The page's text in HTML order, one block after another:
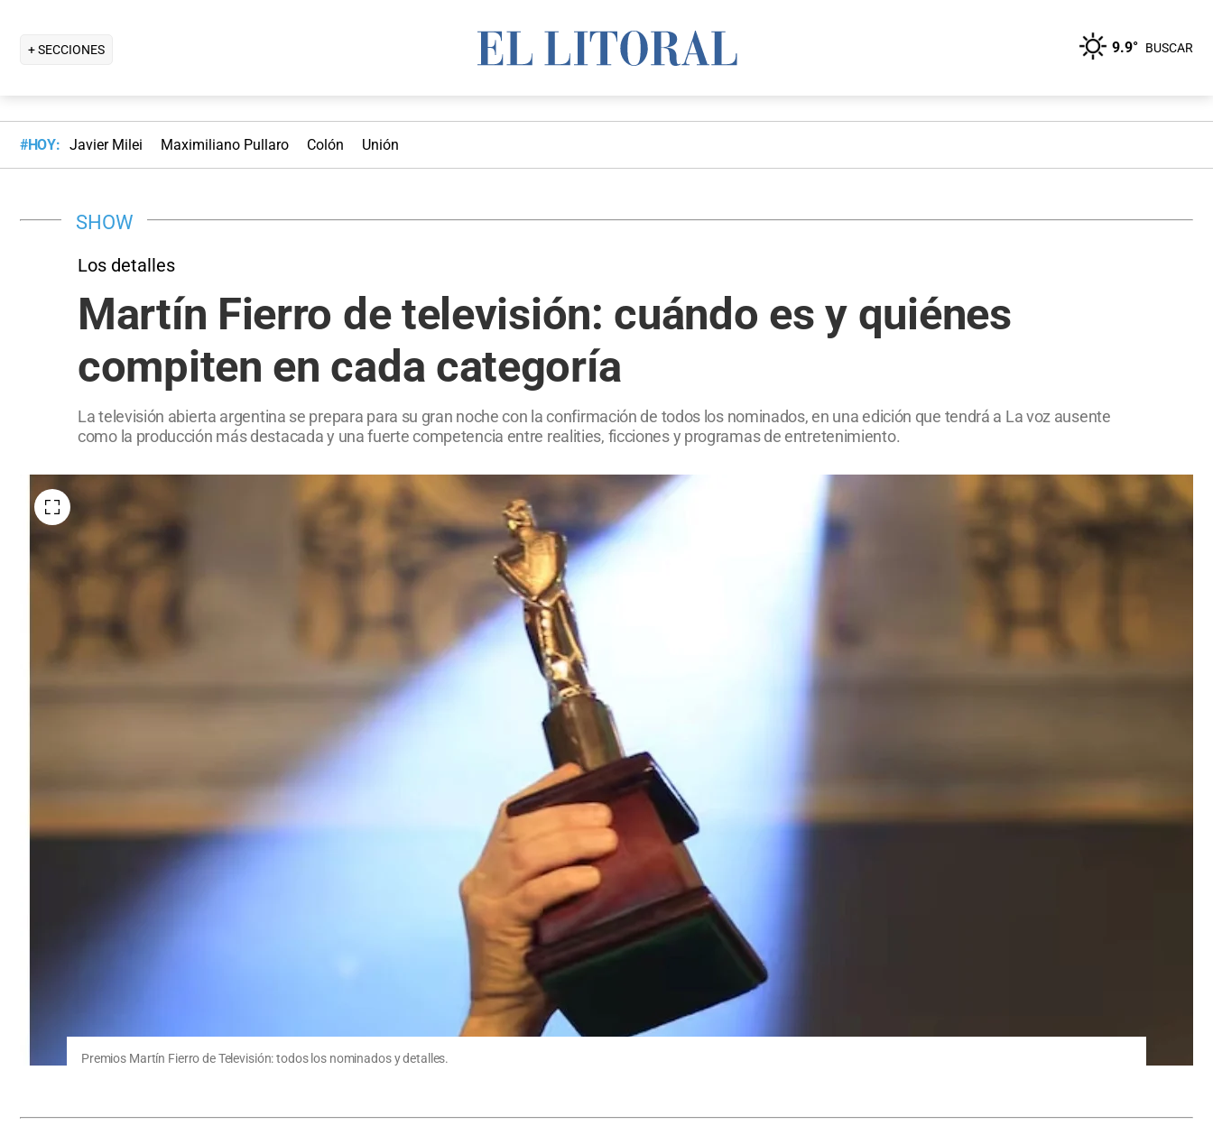
+ SECCIONES 9.9° BUSCAR
#HOY: Javier Milei Maximiliano Pullaro Colón Unión
SHOW
Los detalles
Martín Fierro de televisión: cuándo es y quiénes
compiten en cada categoría
La televisión abierta argentina se prepara para su gran noche con la confirmación de todos los nominados, en una edición que tendrá a La voz ausente
como la producción más destacada y una fuerte competencia entre realities, ficciones y programas de entretenimiento.
Premios Martín Fierro de Televisión: todos los nominados y detalles.